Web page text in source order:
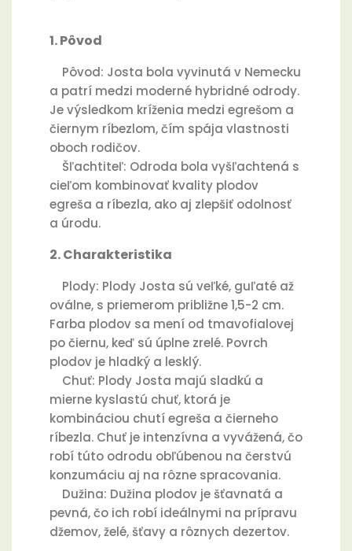
1. Pôvod
Pôvod: Josta bola vyvinutá v Nemecku
a patrí medzi moderné hybridné odrody.
Je výsledkom kríženia medzi egrešom a
čiernym ríbezlom, čím spája vlastnosti
oboch rodičov.
Šľachtiteľ: Odroda bola vyšľachtená s
cieľom kombinovať kvality plodov
egreša a ríbezla, ako aj zlepšiť odolnosť
a úrodu.
2. Charakteristika
Plody: Plody Josta sú veľké, guľaté až
oválne, s priemerom približne 1,5-2 cm.
Farba plodov sa mení od tmavofialovej
po čiernu, keď sú úplne zrelé. Povrch
plodov je hladký a lesklý.
Chuť: Plody Josta majú sladkú a
mierne kyslastú chuť, ktorá je
kombináciou chutí egreša a čierneho
ríbezla. Chuť je intenzívna a vyvážená, čo
robí túto odrodu obľúbenou na čerstvú
konzumáciu aj na rôzne spracovania.
Dužina: Dužina plodov je šťavnatá a
pevná, čo ich robí ideálnymi na prípravu
džemov, želé, šťavy a rôznych dezertov.